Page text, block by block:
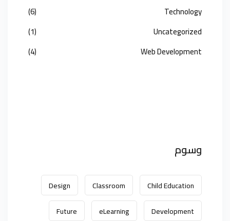
Technology
(6)
Uncategorized
(1)
Web Development
(4)
وسوم
Child Education
Classroom
Design
Development
eLearning
Future